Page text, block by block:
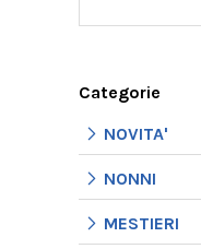
Categorie
NOVITA'
NONNI
MESTIERI